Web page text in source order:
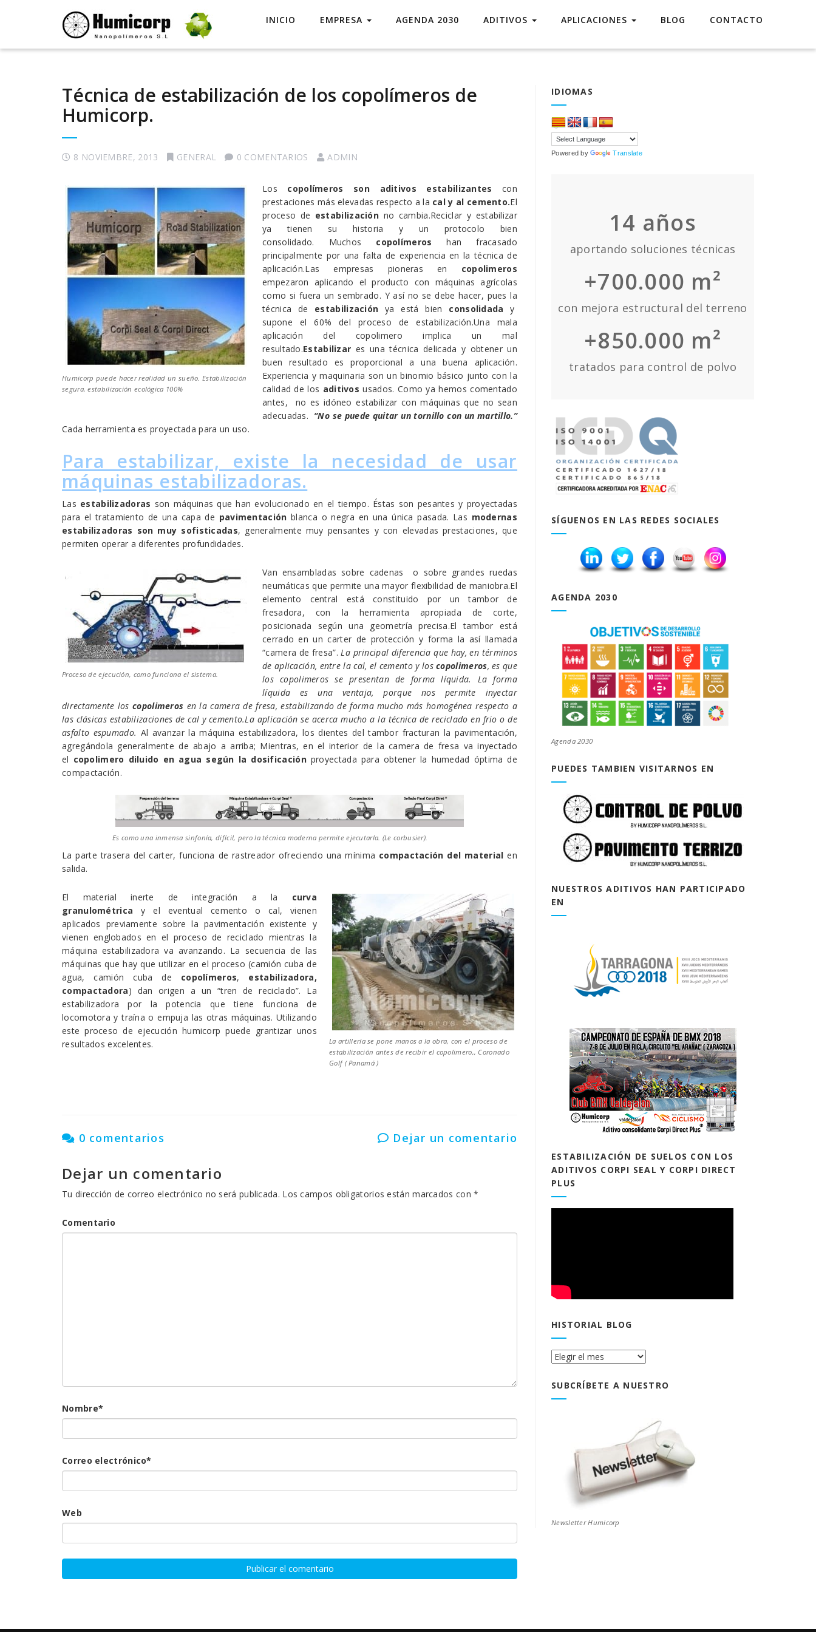
INICIO EMPRESA AGENDA 2030 ADITIVOS APLICACIONES BLOG CONTACTO
Técnica de estabilización de los copolímeros de
Humicorp.
8 NOVIEMBRE, 2013 GENERAL 0 COMENTARIOS ADMIN
Humicorp puede hacer realidad un sueño. Estabilización
segura, estabilización ecológica 100%
Los copolímeros son aditivos estabilizantes con
prestaciones más elevadas respecto a la cal y al cemento.El
proceso de estabilización no cambia.Reciclar y estabilizar
ya tienen su historia y un protocolo bien
consolidado. Muchos copolímeros han fracasado
principalmente por una falta de experiencia en la técnica de
aplicación.Las empresas pioneras en copolimeros
empezaron aplicando el producto con máquinas agrícolas
como si fuera un sembrado. Y así no se debe hacer, pues la
técnica de estabilización ya está bien consolidada y
supone el 60% del proceso de estabilización.Una mala
aplicación del copolimero implica un mal
resultado.Estabilizar es una técnica delicada y obtener un
buen resultado es proporcional a una buena aplicación.
Experiencia y maquinaria son un binomio básico junto con la
calidad de los aditivos usados. Como ya hemos comentado
antes, no es idóneo estabilizar con máquinas que no sean
adecuadas. “No se puede quitar un tornillo con un martillo.”
Cada herramienta es proyectada para un uso.
Para estabilizar, existe la necesidad de usar
máquinas estabilizadoras.
Las estabilizadoras son máquinas que han evolucionado en el tiempo. Éstas son pesantes y proyectadas
para el tratamiento de una capa de pavimentación blanca o negra en una única pasada. Las modernas
estabilizadoras son muy sofisticadas, generalmente muy pensantes y con elevadas prestaciones, que
permiten operar a diferentes profundidades.
Proceso de ejecución, como funciona el sistema.
Van ensambladas sobre cadenas o sobre grandes ruedas
neumáticas que permite una mayor flexibilidad de maniobra.El
elemento central está constituido por un tambor de
fresadora, con la herramienta apropiada de corte,
posicionada según una geometría precisa.El tambor está
cerrado en un carter de protección y forma la así llamada
“camera de fresa”.La principal diferencia que hay, en términos
de aplicación, entre la cal, el cemento y loscopolimeros, es que
los copolimeros se presentan de forma líquida. La forma
líquida es una ventaja, porque nos permite inyectar
directamente loscopolimeros en la camera de fresa, estabilizando de forma mucho más homogénea respecto a
las clásicas estabilizaciones de cal y cemento.La aplicación se acerca mucho a la técnica de reciclado en frio o de
asfalto espumado. Al avanzar la máquina estabilizadora, los dientes del tambor fracturan la pavimentación,
agregándola generalmente de abajo a arriba; Mientras, en el interior de la camera de fresa va inyectado
el copolimero diluido en agua según la dosificaciónproyectada para obtener la humedad óptima de
compactación.
Es como una inmensa sinfonía, difícil, pero la técnica moderna permite ejecutarla. (Le corbusier).
La parte trasera del carter, funciona de rastreador ofreciendo una mínima compactación del material en
salida.
La artillería se pone manos a la obra, con el proceso de
estabilización antes de recibir el copolimero,, Coronado
Golf ( Panamá )
El material inerte de integración a la curva
granulométrica y el eventual cemento o cal, vienen
aplicados previamente sobre la pavimentación existente y
vienen englobados en el proceso de reciclado mientras la
máquina estabilizadora va avanzando. La secuencia de las
máquinas que hay que utilizar en el proceso (camión cuba de
agua, camión cuba de copolímeros, estabilizadora,
compactadora) dan origen a un “tren de reciclado”. La
estabilizadora por la potencia que tiene funciona de
locomotora y traína o empuja las otras máquinas. Utilizando
este proceso de ejecución humicorp puede grantizar unos
resultados excelentes.
0 comentarios Dejar un comentario
Dejar un comentario
Tu dirección de correo electrónico no será publicada. Los campos obligatorios están marcados con*
Comentario
Nombre*
Correo electrónico*
Web
IDIOMAS
Powered by Translate
14 años
aportando soluciones técnicas
+700.000 m²
con mejora estructural del terreno
+850.000 m²
tratados para control de polvo
SÍGUENOS EN LAS REDES SOCIALES
AGENDA 2030
Agenda 2030
PUEDES TAMBIEN VISITARNOS EN
NUESTROS ADITIVOS HAN PARTICIPADO
EN
ESTABILIZACIÓN DE SUELOS CON LOS
ADITIVOS CORPI SEAL Y CORPI DIRECT
PLUS
HISTORIAL BLOG
Historial
SUBCRÍBETE A NUESTRO
Newsletter Humicorp